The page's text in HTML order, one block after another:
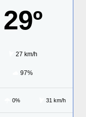
29º
27 km/h
97%
0% 31 km/h